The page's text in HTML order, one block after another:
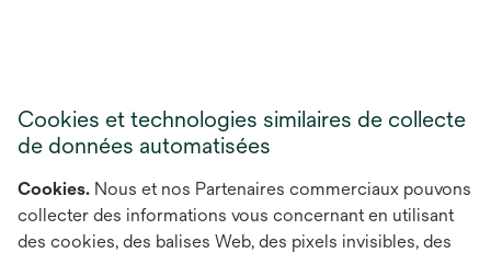
Cookies et technologies similaires de collecte
de données automatisées
Cookies. Nous et nos Partenaires commerciaux pouvons
collecter des informations vous concernant en utilisant
des cookies, des balises Web, des pixels invisibles, des